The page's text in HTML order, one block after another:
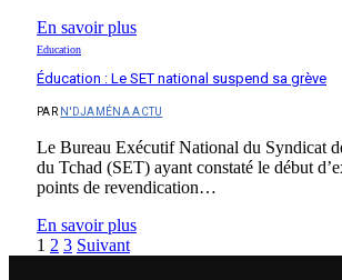
En savoir plus
Education
Éducation : Le SET national suspend sa grève
PAR N'DJAMÉNA ACTU
Le Bureau Exécutif National du Syndicat
du Tchad (SET) ayant constaté le début
points de revendication…
En savoir plus
1 2 3 Suivant